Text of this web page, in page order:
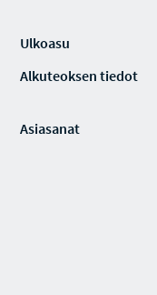
Ulkoasu
Alkuteoksen tiedot
Asiasanat